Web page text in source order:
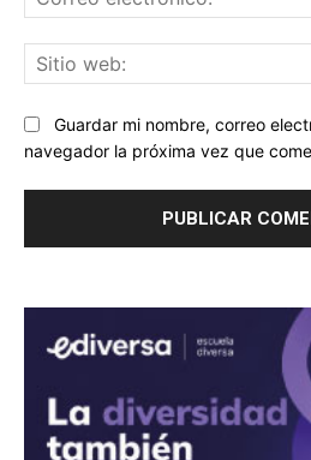
Guardar mi nombre, correo
navegador la próxima vez que